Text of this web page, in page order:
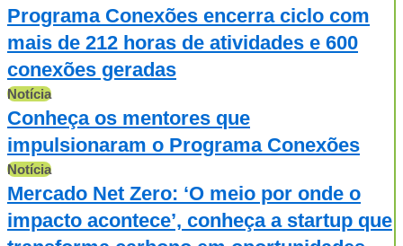
Programa Conexões encerra ciclo com
mais de 212 horas de atividades e 600
conexões geradas
Notícia
Conheça os mentores que
impulsionaram o Programa Conexões
Notícia
Mercado Net Zero: ‘O meio por onde o
impacto acontece’, conheça a startup que